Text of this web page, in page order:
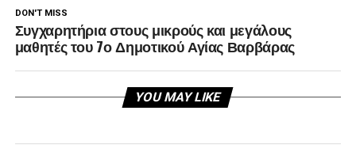
DON'T MISS
Συγχαρητήρια στους μικρούς και μεγάλους
μαθητές του 7ο Δημοτικού Αγίας Βαρβάρας
YOU MAY LIKE